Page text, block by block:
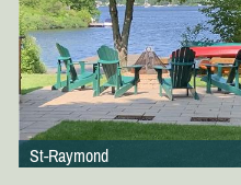
St-Raymond